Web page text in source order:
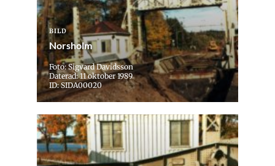
BILD
Norsholm
Foto: Sigvard Davidsson
Daterad: 11 oktober 1989
ID: SIDA00020